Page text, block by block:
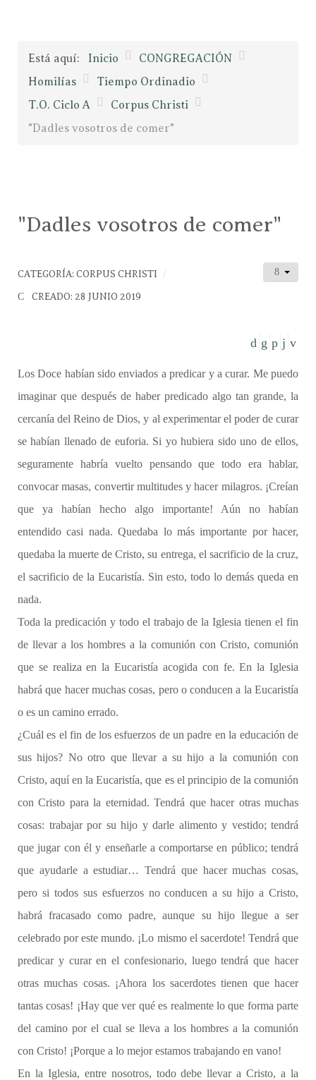
Está aquí: Inicio
CONGREGACIÓN
Homilías
Tiempo Ordinadio
T.O. Ciclo A
Corpus Christi
"Dadles vosotros de comer"
"Dadles vosotros de comer"
CATEGORÍA: CORPUS CHRISTI
CREADO: 28 JUNIO 2019
Los Doce habían sido enviados a predicar y a curar. Me puedo
imaginar que después de haber predicado algo tan grande, la
cercanía del Reino de Dios, y al experimentar el poder de curar
se habían llenado de euforia. Si yo hubiera sido uno de ellos,
seguramente habría vuelto pensando que todo era hablar,
convocar masas, convertir multitudes y hacer milagros. ¡Creían
que ya habían hecho algo importante! Aún no habían
entendido casi nada. Quedaba lo más importante por hacer,
quedaba la muerte de Cristo, su entrega, el sacrificio de la cruz,
el sacrificio de la Eucaristía. Sin esto, todo lo demás queda en
nada.
Toda la predicación y todo el trabajo de la Iglesia tienen el fin
de llevar a los hombres a la comunión con Cristo, comunión
que se realiza en la Eucaristía acogida con fe. En la Iglesia
habrá que hacer muchas cosas, pero o conducen a la Eucaristía
o es un camino errado.
¿Cuál es el fin de los esfuerzos de un padre en la educación de
sus hijos? No otro que llevar a su hijo a la comunión con
Cristo, aquí en la Eucaristía, que es el principio de la comunión
con Cristo para la eternidad. Tendrá que hacer otras muchas
cosas: trabajar por su hijo y darle alimento y vestido; tendrá
que jugar con él y enseñarle a comportarse en público; tendrá
que ayudarle a estudiar… Tendrá que hacer muchas cosas,
pero si todos sus esfuerzos no conducen a su hijo a Cristo,
habrá fracasado como padre, aunque su hijo llegue a ser
celebrado por este mundo. ¡Lo mismo el sacerdote! Tendrá que
predicar y curar en el confesionario, luego tendrá que hacer
otras muchas cosas. ¡Ahora los sacerdotes tienen que hacer
tantas cosas! ¡Hay que ver qué es realmente lo que forma parte
del camino por el cual se lleva a los hombres a la comunión
con Cristo! ¡Porque a lo mejor estamos trabajando en vano!
En la Iglesia, entre nosotros, todo debe llevar a Cristo, a la